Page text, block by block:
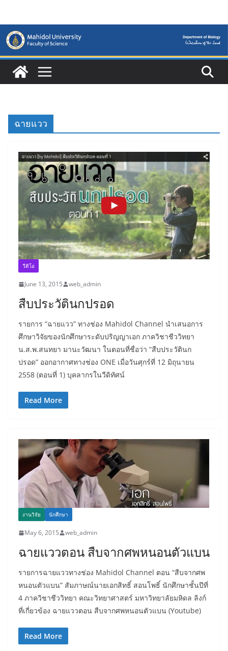
content
ฉายแวว
วีดิโอ
June 13, 2015 web_admin
สืบประวัตินกปรอด
รายการ “ฉายแวว” ทางช่อง Mahidol Channel นำเสนอการ
ศึกษาวิจัยของนักศึกษาระดับปริญญาเอก ภาควิชาชีววิทยา
น.ส.พ.สนทยา มานะวัฒนา ในตอนที่ชื่อว่า “สืบประวัตินก
ปรอด” ออกอากาศทางช่อง ONE เมื่อวันศุกร์ที่ 12 มิถุนายน
2558 (ตอนที่ 1) บุคลากรในวีดิทัศน์
Read More
งานวิจัย นักศึกษา
May 6, 2015 web_admin
ฉายแววตอน สืบจากศพหนอนตัวแบน
รายการฉายแววทางช่อง Mahidol Channel ตอน “สืบจากศพ
หนอนตัวแบน” สัมภาษณ์นายเอกสิทธิ์ สอนโพธิ์ นักศึกษาชั้นปีที่
4 ภาควิชาชีววิทยา คณะวิทยาศาสตร์ มหาวิทยาลัยมหิดล ลิงก์
ที่เกี่ยวข้อง ฉายแววตอน สืบจากศพหนอนตัวแบน (Youtube)
Read More